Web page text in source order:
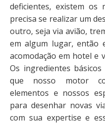
deficientes, existem os
precisa se realizar um
outro, seja via avião,
em algum lugar, então
acomodação em hotel e
Os ingredientes
que nosso motor
elementos e nossos
para desenhar novas
com sua expertise e